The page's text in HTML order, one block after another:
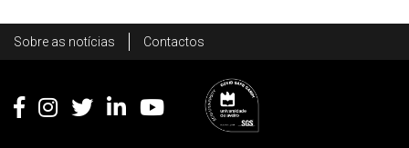
Footer
Sobre as notícias Contactos